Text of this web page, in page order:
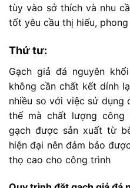
tùy vào sở thích và nhu
tốt yêu cầu thị hiếu,
Thứ tư:
Gạch giả đá nguyên
không cần chất kết dính
nhiều so với việc sử dụng
thế mà chất lượng
gạch được sản xuất từ
hiện đại nên đảm bảo
thọ cao cho công trình